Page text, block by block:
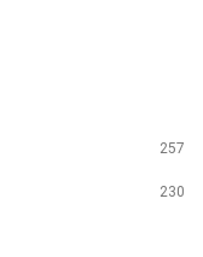
257
230